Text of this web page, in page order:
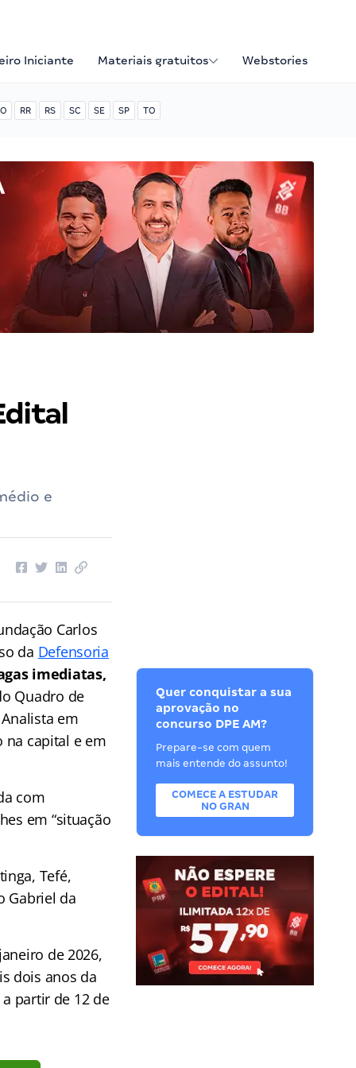
Iniciante Materiais gratuitos Webstories
RR RS SC SE SP TO
e
Carlos
da Defensoria
imediatas,
Quadro de
em
na capital e em
com
em “situação
Tefé,
Gabriel da
de 2026,
dois anos da
partir de 12 de
Quer conquistar a sua
aprovação no
concurso DPE AM?
Prepare-se com quem
mais entende do assunto!
COMECE A ESTUDAR
NO GRAN